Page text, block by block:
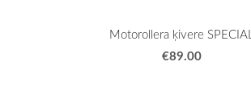
Motorollera ķivere SPECIAL
€89.00